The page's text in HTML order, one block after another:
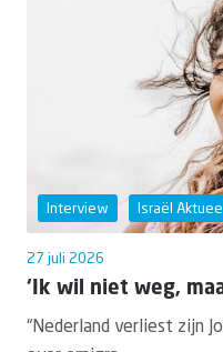
Interview Israël Aktueel
27 juli 2026
‘Ik wil niet weg,
“Nederland verliest zijn